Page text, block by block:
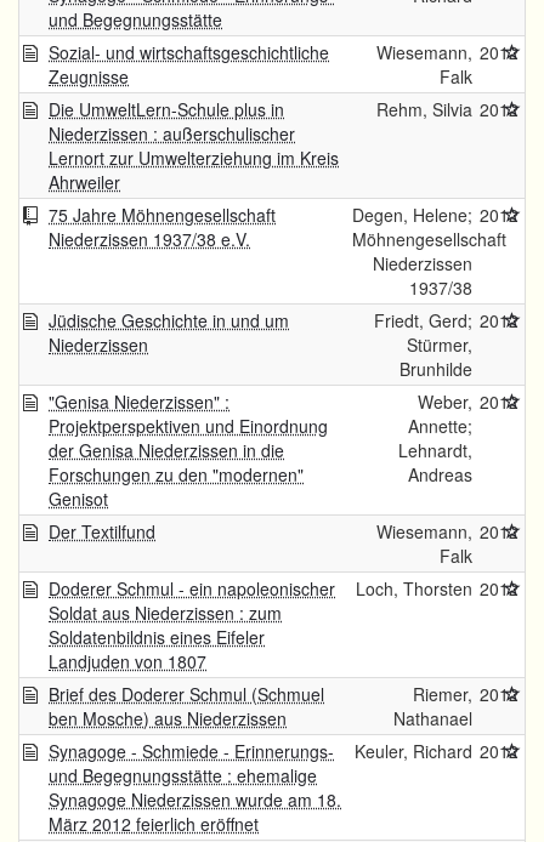
und Begegnungsstätte
Sozial- und wirtschaftsgeschichtliche
Zeugnisse
Wiesemann,
Falk
2012
Die UmweltLern-Schule plus in
Niederzissen : außerschulischer
Lernort zur Umwelterziehung im Kreis
Ahrweiler
Rehm, Silvia 2012
75 Jahre Möhnengesellschaft
Niederzissen 1937/38 e.V.
Degen, Helene;
Möhnengesellschaft
Niederzissen
1937/38
2012
Jüdische Geschichte in und um
Niederzissen
Friedt, Gerd;
Stürmer,
Brunhilde
2012
"Genisa Niederzissen" :
Projektperspektiven und Einordnung
der Genisa Niederzissen in die
Forschungen zu den "modernen"
Genisot
Weber,
Annette;
Lehnardt,
Andreas
2012
Der Textilfund
Wiesemann,
Falk
2012
Doderer Schmul - ein napoleonischer
Soldat aus Niederzissen : zum
Soldatenbildnis eines Eifeler
Landjuden von 1807
Loch, Thorsten 2012
Brief des Doderer Schmul (Schmuel
ben Mosche) aus Niederzissen
Riemer,
Nathanael
2012
Synagoge - Schmiede - Erinnerungs-
und Begegnungsstätte : ehemalige
Synagoge Niederzissen wurde am 18.
März 2012 feierlich eröffnet
Keuler, Richard 2012